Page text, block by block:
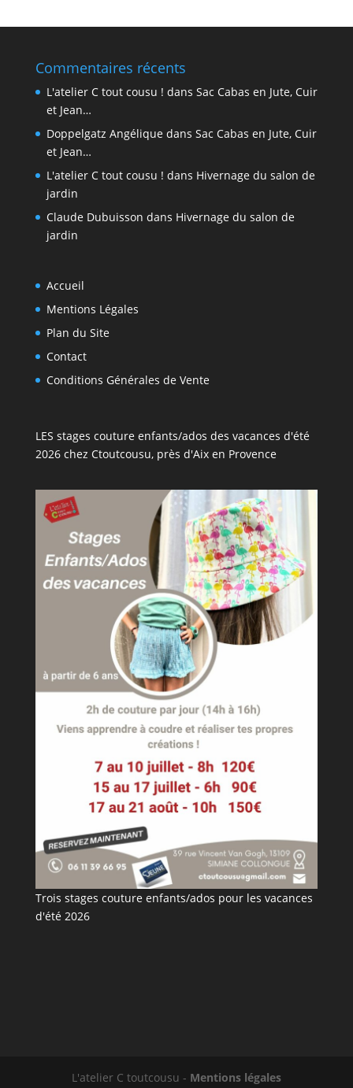
Commentaires récents
L'atelier C tout cousu ! dans Sac Cabas en Jute, Cuir
et Jean…
Doppelgatz Angéliquedans Sac Cabas en Jute, Cuir
et Jean…
L'atelier C tout cousu ! dans Hivernage du salon de
jardin
Claude Dubuisson dans Hivernage du salon de
jardin
Accueil
Mentions Légales
Plan du Site
Contact
Conditions Générales de Vente
LES stages couture enfants/ados des vacances d'été
2026 chez Ctoutcousu, près d'Aix en Provence
Trois stages couture enfants/ados pour les vacances
d'été 2026
L'atelier C toutcousu - Mentions légales